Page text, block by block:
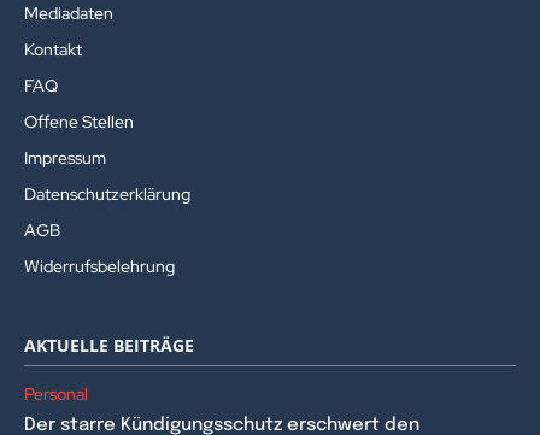
Mediadaten
Kontakt
FAQ
Offene Stellen
Impressum
Datenschutzerklärung
AGB
Widerrufsbelehrung
AKTUELLE BEITRÄGE
Personal
Der starre Kündigungsschutz erschwert den